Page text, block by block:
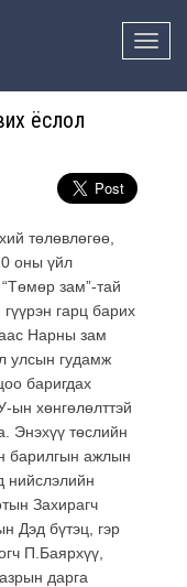
Toggle
ёслол
төлөвлөгөө,
оны үйл
зам”-тай
гарц барих
Нарны зам
улсын гудамж
баригдах
ын хөнгөлөлттэй
Энэхүү төслийн
барилгын ажлын
нийслэлийн
Захирагч
Дэд бүтэц, гэр
П.Баярхүү,
дарга